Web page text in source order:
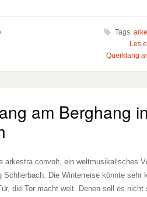
Tags:
Les
Querklang
am Berghang
arkestra convolt, ein weltmusikalisches
Schlierbach. Die Winterreise könnte sehr
die Tor macht weit. Denen soll es nicht